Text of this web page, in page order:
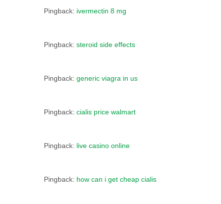
Pingback: ivermectin 8 mg
Pingback: steroid side effects
Pingback: generic viagra in us
Pingback: cialis price walmart
Pingback: live casino online
Pingback: how can i get cheap cialis